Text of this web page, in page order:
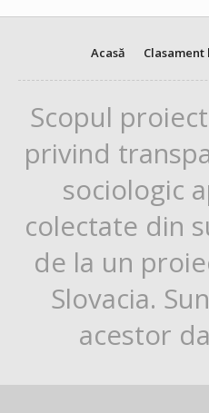
Acasă
Scopul
privind
sociologic
colectate din
de la un
Slovacia.
acestor